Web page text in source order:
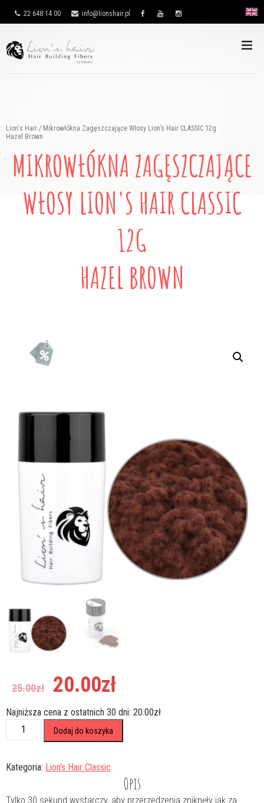
22 648 14 00 info@lionshair.pl
Lion's Hair / Mikrowłókna Zagęszczające Włosy Lion’s Hair CLASSIC 12g
Hazel Brown
MIKROWŁÓKNA ZAGĘSZCZAJĄCE
WŁOSY LION'S HAIR CLASSIC
12G
HAZEL BROWN
25.00zł
Pierwotna
cena
wynosiła:
25.00zł.
20.00złAktualna
wynosi:
20.00zł.
Najniższa cena z ostatnich 30 dni: 20.00zł
Mikrowłókna
Włosy
Dodaj do koszyka
Kategoria: Lion's Hair Classic
Opis
Tylko 30 sekund wystarczy, aby przerzedzenia zniknęły jak za